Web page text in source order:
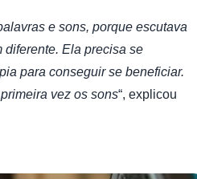
e sons, porque escutava
diferente. Ela precisa se
para conseguir se beneficiar.
vez os sons“, explicou